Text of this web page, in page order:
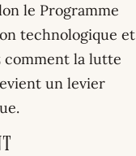
le Programme
technologique et
comment la lutte
un levier